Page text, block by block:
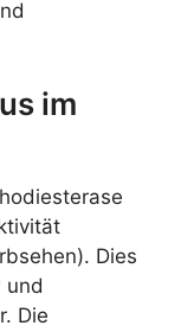
im
Dies
und
Die